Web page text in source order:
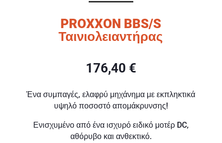
PROXXON BBS/S
Ταινιολειαντήρας
176,40 €
Ένα συμπαγές, ελαφρύ μηχάνημα με εκπληκτικά
υψηλό ποσοστό απομάκρυνσης!
Ενισχυμένο από ένα ισχυρό ειδικό μοτέρ DC,
αθόρυβο και ανθεκτικό.